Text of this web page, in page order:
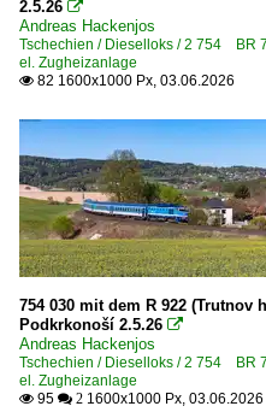
2.5.26 
Andreas Hackenjos
Tschechien / Dieselloks / 2 754 BR
el. Zugheizanlage
 82 1600x1000 Px, 03.06.2026
754 030 mit dem R 922 (Trutnov
Podkrkonoší 2.5.26 
Andreas Hackenjos
Tschechien / Dieselloks / 2 754 BR
el. Zugheizanlage
 95  2 1600x1000 Px, 03.06.2026